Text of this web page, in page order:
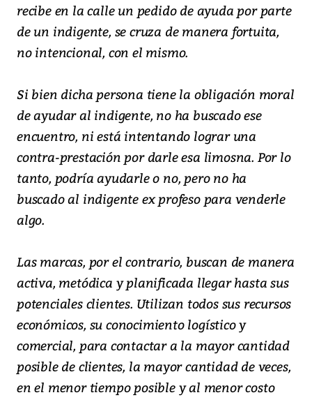
recibe en la calle un pedido de ayuda por parte
de un indigente, se cruza de manera fortuita,
no intencional, con el mismo.
Si bien dicha persona tiene la obligación moral
de ayudar al indigente, no ha buscado ese
encuentro, ni está intentando lograr una
contra-prestación por darle esa limosna. Por lo
tanto, podría ayudarle o no, pero no ha
buscado al indigente ex profeso para venderle
algo.
Las marcas, por el contrario, buscan de manera
activa, metódica y planificada llegar hasta sus
potenciales clientes. Utilizan todos sus recursos
económicos, su conocimiento logístico y
comercial, para contactar a la mayor cantidad
posible de clientes, la mayor cantidad de veces,
en el menor tiempo posible y al menor costo